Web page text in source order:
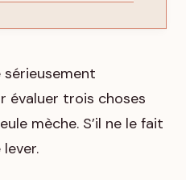
évaluer trois choses
mèche. S’il ne le fait